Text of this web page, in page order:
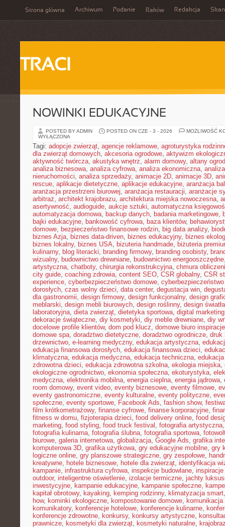
Strona główna Archiwum Podanie Raków Redakcja
TRACI
NOWINKI EDUKACYJNE
POSTED BY ADMIN POSTED ON CZE - 3 - 2026
MOŻLIWOŚĆ
WYŁĄCZONA
Tagi: adopcje zwierząt, agencje reklamowe, agroturystyka
dla zwierząt domowych, akcesoria ogrodowe, aktywizm
aktywność twórcza, akustyka wnętrz, alarm domowy, altany
analiza biznesowa, analiza cyfrowa, analiza ekonomiczna,
nieruchomości, analiza sprzedaży, animacje 2D, animacje 3D,
rescue, aplikacje dietetyczne, aplikacje edukacyjne, aranżacja
aranżacja przestrzeni biurowej, aranżacja restauracji, aranżacje
arbitraż, architekt krajobrazu, architektura miejska nowoczesna,
asertywność, audioguide, aukcje sztuki, automatyczna
automatyzacja domowa, backup danych, badania marketingowe,
bajki edukacyjne, bankowość cyfrowa, baza klientów,
domowe, bezpieczeństwo finansowe rodzin, big data analizy,
biznes Azja, biznes data-driven, biznes edukacyjny, biznes
biznes lokalny, biznes USA, bizuteria handmade, biżuteria
kulinarny, blog literacki, branding firmowy, branding osobisty,
wizualny, budownictwo drewniane, budownictwo energooszczędne
artystyczna, chatboty, chirurgia rekonstrukcyjna, chmura
city guide, coaching zdrowia, content SEO, CSR globalny, CSR
experience, cyberbezpieczeństwo domowe,
dorosłych, czas wolny dzieci, data center, degustacja win,
dla gastronomii, design firmowy, design funkcjonalny, design
meblarski, design mebli biurowych, design roślinny, design światła
laboratoryjna, dieta zwierząt, dietetyka sportowa, digital marketing
dekoracje świąteczne, diy kosmetyki, diy meble drewniane, diy
docelowe profile klientów, dom pod klucz, domowe biuro inspiracje
domowe spa, doradztwo dietetyczne, doradztwo ogrodnicze, druk
drzewnictwo, e-learning medyczny, edukacja artystyczna,
edukacja finansowa dorosłych, edukacja finansowa dzieci,
klimatyczna, edukacja medyczna, edukacja techniczna,
zdrowotna dzieci, edukacja zdrowotna szkolna, ekologia miejska,
ekologiczne ogrodnictwo, ekonomia społeczna, ekoturystyka,
medyczna, elektronika mobilna, energia cieplna, energia jądrowa,
room domowy, event video, eventy biznesowe, eventy filmowe,
eventy gastronomiczne, eventy kulturalne, eventy polityczne,
społeczne, eventy sportowe, Facebook Ads, fashion show,
film krótkometrażowy, finanse cyfrowe, finanse korporacyjne,
fitness w domu, fizjoterapia dzieci, food delivery online, food
marketing, food styling, food truck festival , fotografia artystyczna
fotografia kulinarna, fotografia ślubna, fotografia sportowa,
biurowe, galeria internetowa, globalizacja, Google Ads, grafika
komputerowa 3D, grafika użytkowa, gry edukacyjne mobilne, gry
logiczne online, gry planszowe strategiczne, gry zespołowe,
kreatywne, hotele biznesowe, hotele dla zwierząt, identyfikacja
kampanie, infrastruktura cyfrowa, inspekcje budowlane,
outdoor, inteligentne oświetlenie, izolacje termiczne, jachty
inwestycyjne, kampanie edukacyjne, kampanie społeczne,
kapitał obrotowy, kayaking, kemping rodzinny, klimatyzacja smart
how, kominki ekologiczne, kompostowanie domowe, komunikacja
komunikatory, konferencje hotelowe, konferencje kulinarne,
konferencje zdrowotne, konkursy, konkursy artystyczne,
prawnicze, kosmetyki dla zwierząt, kosmetyki naturalne,